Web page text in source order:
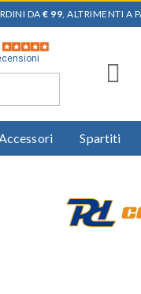
DA € 99, ALTRIMENTI A
Spartiti